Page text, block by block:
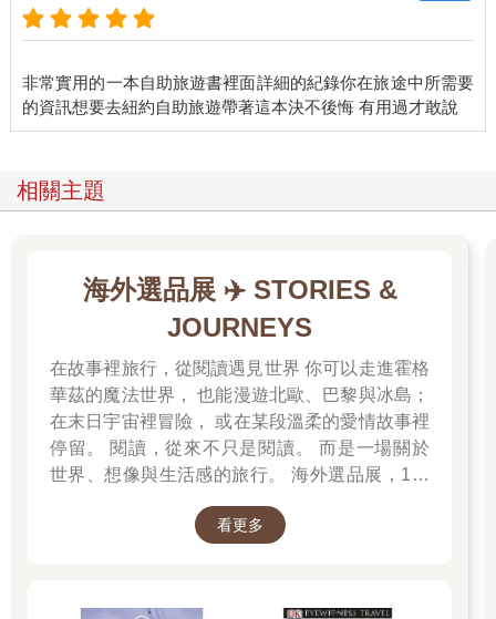
營 每週日10:00∼18:00
休 週一至六
交通方式
St.後右轉，不久即可看到市集在左手邊。
■電影迷不可不知的經典場景
約產生連結，場景充斥在本書介紹的路線中。因為實在數量太多
無法一一細數，本單元特別為大家介紹幾個讓人印象深刻或是位
置不在觀光路線中的電影場景，有機會來紐約也別忘了來此瞧
▼MIB星際戰警 Men In Black
1.法拉盛草原可樂娜公園Flushing Meadows Corona Park
在電影最後，湯米李瓊斯和威爾史密斯就是在公園裡的地球儀前
與外星人打鬥，而位在地球儀後方的飛碟雙塔則是外星人要逃離
立的，現在變成附近居民的休憩場所。公園非常大，從地鐵站走
非常實用的一本自助旅遊書裡面詳細的紀錄你在旅途中所需要
相關主題
海外選品展 ✈️ STORIES &
JOURNEYS
在故事裡旅行，從閱讀遇見世界 你可以走進霍格
華茲的魔法世界， 也能漫遊北歐、巴黎與冰島；
在末日宇宙裡冒險， 或在某段溫柔的愛情故事裡
停留。 閱讀，從來不只是閱讀。 而是一場關於
世界、想像與生活感的旅行。 海外選品展，1折
起 限量空運商品，先搶先贏 週週商品更新
看更多